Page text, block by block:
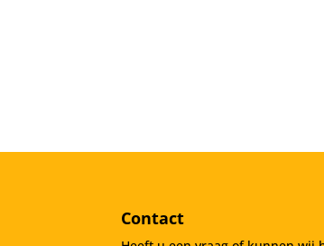
Contact